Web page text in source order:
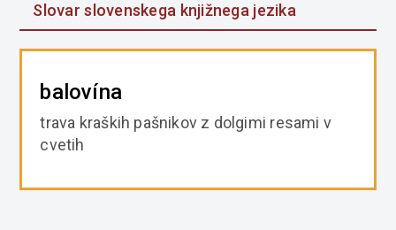
Slovar slovenskega knjižnega jezika
balovína
trava kraških pašnikov z dolgimi resami v
cvetih